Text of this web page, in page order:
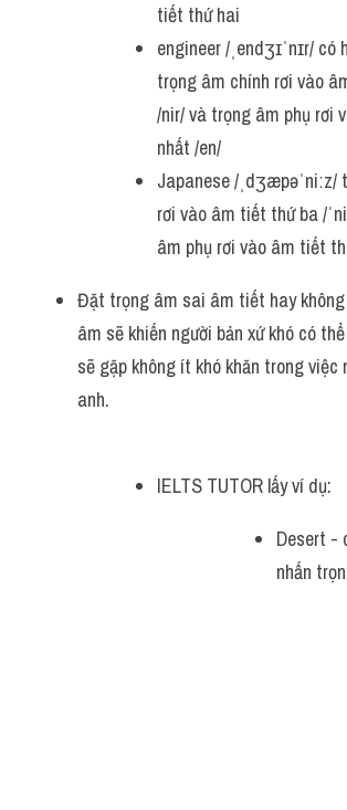
tiết thứ hai
engineer /ˌendʒɪˈnɪr/
trọng âm chính rơi vào
/nir/ và trọng âm phụ rơi
nhất /en/
Japanese /ˌdʒæpəˈniːz/
rơi vào âm tiết thứ ba /
âm phụ rơi vào âm tiết
Đặt trọng âm sai âm tiết hay
âm sẽ khiến người bản xứ khó có
sẽ gặp không ít khó khăn trong việc
anh.
IELTS TUTOR lấy ví dụ:
Desert -
nhấn